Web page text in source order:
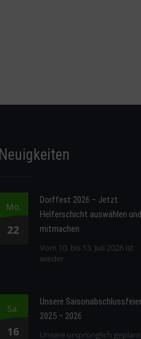
Neuigkeiten
Mo.
22
Dorffest 2026 – Jetzt
Helferschicht auswählen und
mitmachen
Vom 10. bis 13. Juli 2026 ist
wieder
Sa.
16
Unsere Saisonabschlussfeier
2025 – 2026
Unsere ursprünglich